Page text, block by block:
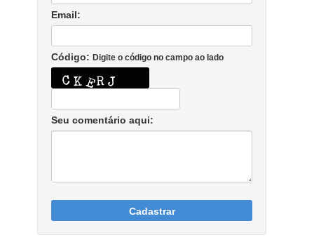
Email:
Código: Digite o código no campo ao lado
Seu comentário aqui:
Cadastrar